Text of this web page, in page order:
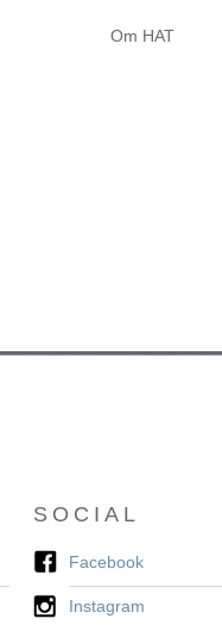
Om HAT
SOCIAL
Facebook
Instagram